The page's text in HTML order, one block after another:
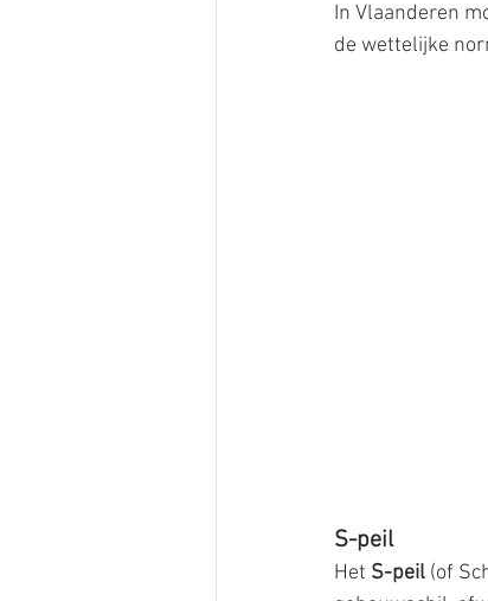
In Vlaanderen
de wettelijke
S-peil
Het S-peil (of